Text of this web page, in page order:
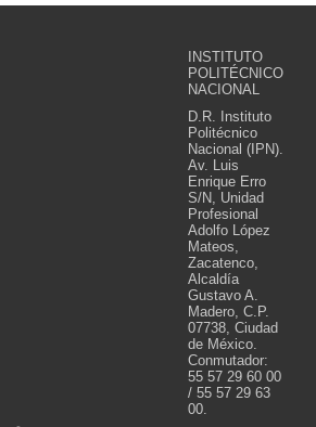
INSTITUTO
POLITÉCNICO
NACIONAL
D.R. Instituto
Politécnico
Nacional (IPN).
Av. Luis
Enrique Erro
S/N, Unidad
Profesional
Adolfo López
Mateos,
Zacatenco,
Alcaldía
Gustavo A.
Madero, C.P.
07738, Ciudad
de México.
Conmutador:
55 57 29 60 00
/ 55 57 29 63
00.